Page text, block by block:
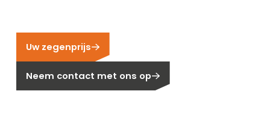
Ben je op zoek naar een baan in de
hernieuwbare energiesector? Dan ben je hier
aan het juiste adres!
Huiseigenaar
Uw zegenprijs
Neem contact met ons op